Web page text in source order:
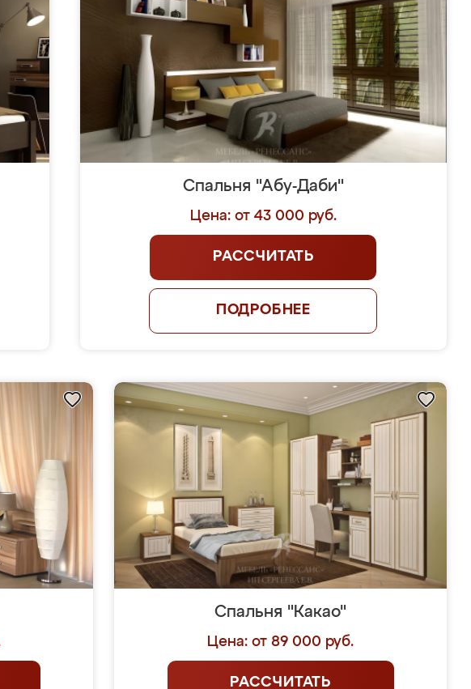
Спальня "Абу-Даби"
Цена: от 43 000 руб.
РАССЧИТАТЬ
ПОДРОБНЕЕ
Спальня "Какао"
Цена: от 89 000 руб.
РАССЧИТАТЬ